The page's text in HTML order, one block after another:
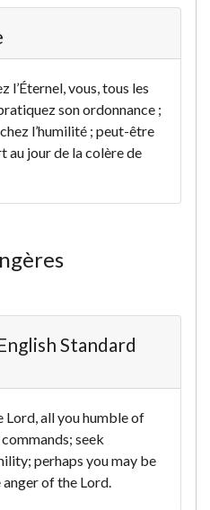
l’Éternel, vous, tous les
son ordonnance ;
l’humilité ; peut-être
au jour de la colère de
Standard
Lord, all you humble of
seek
perhaps you may be
of the Lord.